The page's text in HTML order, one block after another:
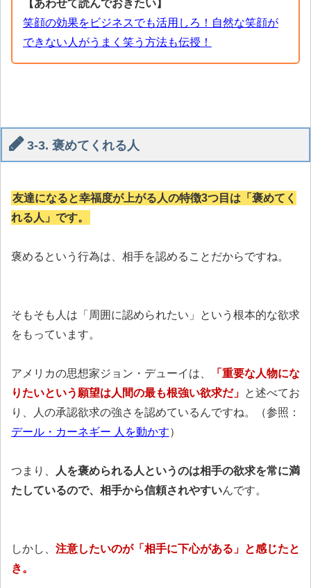
【あわせて読んでおきたい】
笑顔の効果をビジネスでも活用しろ！自然な笑顔が
できない人がうまく笑う方法も伝授！
3-3. 褒めてくれる人
友達になると幸福度が上がる人の特徴3つ目は「褒めてく
れる人」です。
褒めるという行為は、相手を認めることだからですね。
そもそも人は「周囲に認められたい」という根本的な欲求
をもっています。
アメリカの思想家ジョン・デューイは、
「重要な人物にな
りたいという願望は人間の最も根強い欲求だ」 と述べてお
り、人の承認欲求の強さを認めているんですね。（参照：
デール・カーネギー 人を動かす）
つまり、
人を褒められる人というのは相手の欲求を常に満
たしているので、相手から信頼されやすいんです。
しかし、 注意したいのが「相手に下心がある」と感じたと
き。